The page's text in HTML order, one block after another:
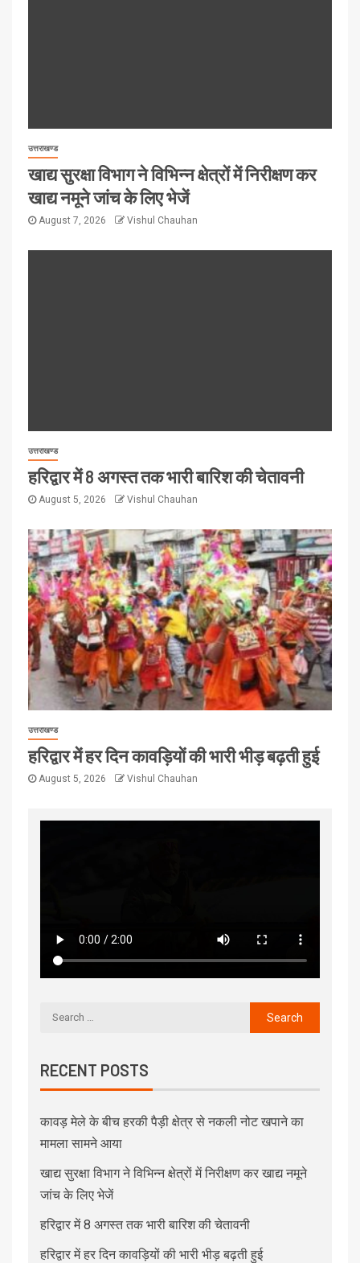
उत्तराखण्ड
खाद्य सुरक्षा विभाग ने विभिन्न क्षेत्रों में निरीक्षण कर
खाद्य नमूने जांच के लिए भेजें
August 7, 2026 Vishul Chauhan
उत्तराखण्ड
हरिद्वार में 8 अगस्त तक भारी बारिश की चेतावनी
August 5, 2026 Vishul Chauhan
उत्तराखण्ड
हरिद्वार में हर दिन कावड़ियों की भारी भीड़ बढ़ती हुई
August 5, 2026 Vishul Chauhan
RECENT POSTS
कावड़ मेले के बीच हरकी पैड़ी क्षेत्र से नकली नोट खपाने का
मामला सामने आया
खाद्य सुरक्षा विभाग ने विभिन्न क्षेत्रों में निरीक्षण कर खाद्य नमूने
जांच के लिए भेजें
हरिद्वार में 8 अगस्त तक भारी बारिश की चेतावनी
हरिद्वार में हर दिन कावड़ियों की भारी भीड़ बढ़ती हुई